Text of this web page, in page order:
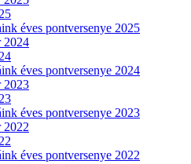
éves pontversenye 2025
2024
éves pontversenye 2024
2023
éves pontversenye 2023
2022
éves pontversenye 2022